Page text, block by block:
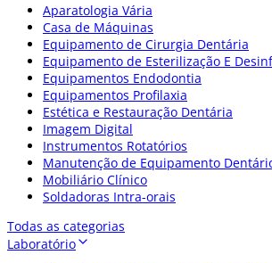
Aparatologia Vária
Casa de Máquinas
Equipamento de Cirurgia Dentária
Equipamento de Esterilização E
Equipamentos Endodontia
Equipamentos Profilaxia
Estética e Restauração Dentária
Imagem Digital
Instrumentos Rotatórios
Manutenção de Equipamento
Mobiliário Clínico
Soldadoras Intra-orais
Todas as categorias
Laboratório